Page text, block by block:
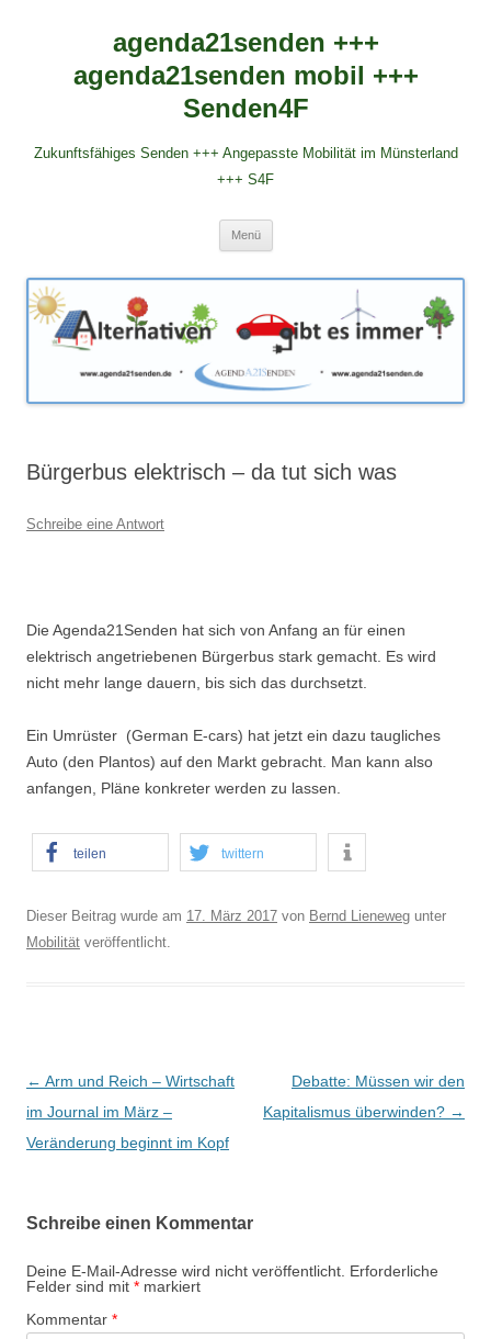
agenda21senden +++
agenda21senden mobil +++
Senden4F
Zukunftsfähiges Senden +++ Angepasste Mobilität im Münsterland
+++ S4F
Menü
Bürgerbus elektrisch – da tut sich was
Schreibe eine Antwort
Die Agenda21Senden hat sich von Anfang an für einen
elektrisch angetriebenen Bürgerbus stark gemacht. Es wird
nicht mehr lange dauern, bis sich das durchsetzt.
Ein Umrüster (German E-cars) hat jetzt ein dazu taugliches
Auto (den Plantos) auf den Markt gebracht. Man kann also
anfangen, Pläne konkreter werden zu lassen.
teilen twittern
Dieser Beitrag wurde am 17. März 2017 von Bernd Lieneweg unter
Mobilität veröffentlicht.
B
e
i
a
g
s
-
← Arm und Reich – Wirtschaft
im Journal im März –
Veränderung beginnt im Kopf
Debatte: Müssen wir den
Kapitalismus überwinden? →
Schreibe einen Kommentar
Deine E-Mail-Adresse wird nicht veröffentlicht. Erforderliche
Felder sind mit * markiert
Kommentar *